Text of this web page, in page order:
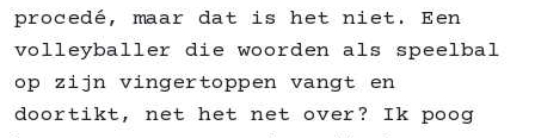
procedé, maar dat is het niet. Een
volleyballer die woorden als speelbal
op zijn vingertoppen vangt en
doortikt, net het net over? Ik poog